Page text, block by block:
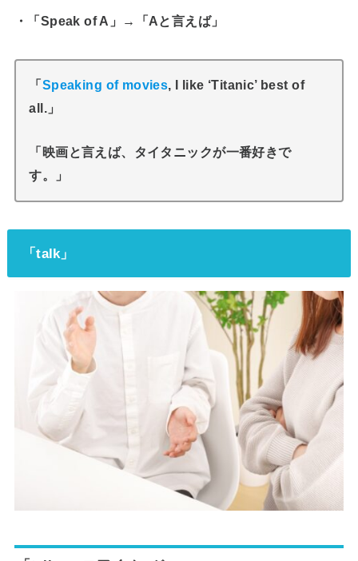
・「Speak of A」→「Aと言えば」
「Speaking of movies, I like ‘Titanic’ best of
all.」
「映画と言えば、タイタニックが一番好きで
す。」
「talk」